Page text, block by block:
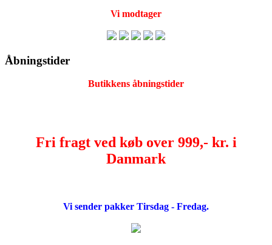
Vi modtager
Åbningstider
Butikkens åbningstider
Fri fragt ved køb over 999,- kr. i
Danmark
Vi sender pakker Tirsdag - Fredag.